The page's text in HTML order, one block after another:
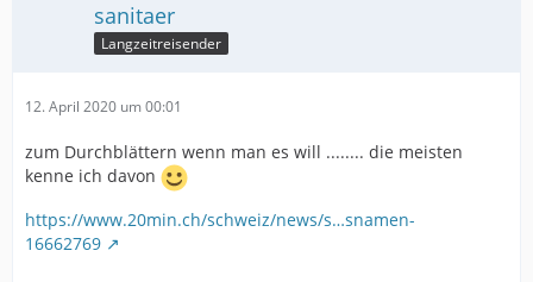
sanitaer
Langzeitreisender
12. April 2020 um 00:01
zum Durchblättern wenn man es will ........ die meisten
kenne ich davon
https://www.20min.ch/schweiz/news/s…snamen-
16662769